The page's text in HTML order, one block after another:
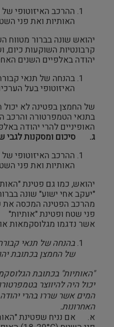
ההרכב האיזוטופי
האותיות ואת פני
יהואש שונה בברור מטווח
קרבונטיות השוקעות כיום,
יהודה באלפיים השנים
בהנחה של תנאי
האיזוטופי בעל
של החמצן בפטינה לא יכול
בתנאי הטמפרטורה והרכב
האופיניים להרי יהודה
ג. סיכום ומסקנות לגבי
ההרכב האיזוטופי
האותיות ואת פני
יהואש, כמו גם פטינת
"יעקב אחי ישוע" שונה
מהרכב הפטינה המכסה את
פני שטח ופטינת "אותיות"
אשר נדגמו מגלוסקמאות
בהנחה של תנאי
של החמצן בכתובת
"האותיות" בכתובת
יכול היה להיווצר
המים אשר שררו בהרי
האחרונות.
א. אם נניח שפטינת